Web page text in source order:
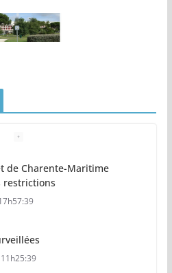
de Charente-Maritime
restrictions